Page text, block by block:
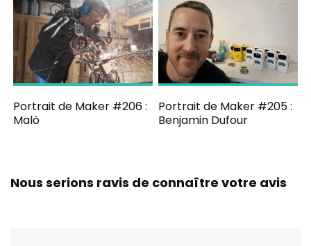
Portrait de Maker #206 :
Malò
Portrait de Maker #205 :
Benjamin Dufour
Nous serions ravis de connaître votre avis